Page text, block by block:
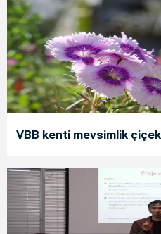
VBB kenti mevsimlik